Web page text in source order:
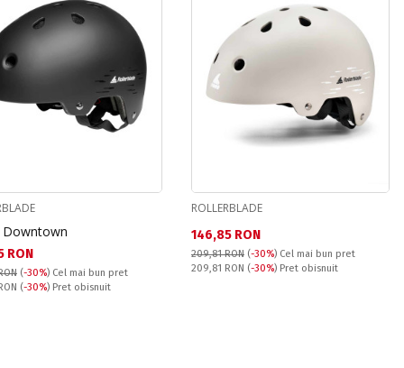
Downtown
цена:
RON
(-30%) Cel mai bun pret
(-30%) Pret obisnuit
ROLLERBLADE
Текуща цена:
146,85 RON
209,81 RON (-30%) Cel mai bun pret
Pret obisnuit:
209,81 RON (-30%) Pret obisnuit